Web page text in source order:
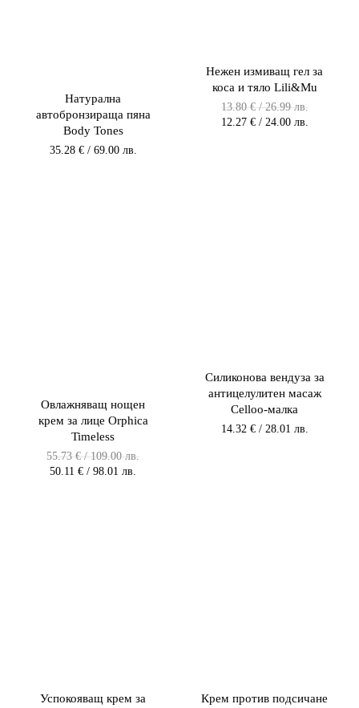
Натурална
автобронзираща пяна
Body Tones
35.28 €/ 69.00 лв.
Нежен измиващ гел за
коса и тяло Lili&Mu
13.80€/ 26.99 лв.Original
12.27 €/ 24.00 лв.
Овлажняващ нощен
крем за лице Orphica
Timeless
55.73€/ 109.00 лв.Original
50.11€ / 98.01 лв.
Силиконова вендуза за
антицелулитен масаж
Celloo-малка
14.32 €/ 28.01 лв.
Успокояващ крем за
Крем против подсичане